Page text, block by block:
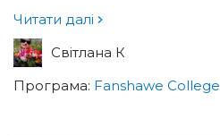
Читати далі
Світлана К
Програма: Fanshawe College